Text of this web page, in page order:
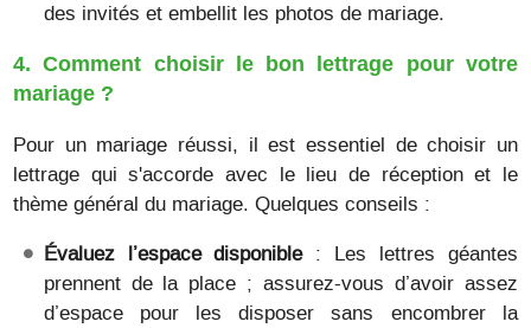
des invités et embellit les photos de mariage.
4. Comment choisir le bon lettrage pour votre
mariage ?
Pour un mariage réussi, il est essentiel de choisir un
lettrage qui s'accorde avec le lieu de réception et le
thème général du mariage. Quelques conseils :
Évaluez l’espace disponible: Les lettres géantes
prennent de la place ; assurez-vous d’avoir assez
d’espace pour les disposer sans encombrer la